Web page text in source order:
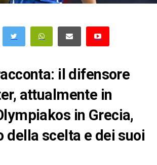
il difensore
attualmente in
in Grecia,
della scelta e dei suoi